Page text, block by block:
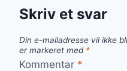
Skriv et svar
Din e-mailadresse vil ikke
er markeret med *
Kommentar *